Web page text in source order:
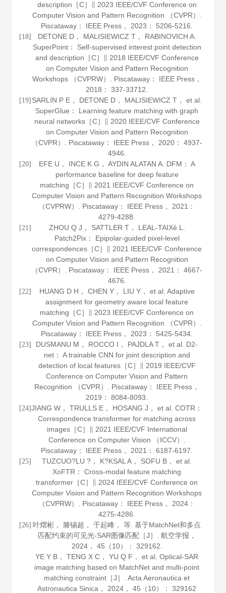
description［C］∥ 2023 IEEE/CVF Conference on
Computer Vision and Pattern Recognition （CVPR）.
Piscataway： IEEE Press， 2023 ： 5206-5216.
[18]
DETONE D， MALISIEWICZ T， RABINOVICH A.
SuperPoint： Self-supervised interest point detection
and description［C］∥ 2018 IEEE/CVF Conference
on Computer Vision and Pattern Recognition
Workshops （CVPRW）. Piscataway： IEEE Press，
2018： 337-33712.
[19] SARLIN P E， DETONE D， MALISIEWICZ T， et al.
SuperGlue ： Learning feature matching with graph
neural networks［C］∥ 2020 IEEE/CVF Conference
on Computer Vision and Pattern Recognition
（CVPR）. Piscataway： IEEE Press， 2020： 4937-
4946.
[20]
EFE U， INCE K G， AYDIN ALATAN A. DFM： A
performance baseline for deep feature
matching［C］∥ 2021 IEEE/CVF Conference on
Computer Vision and Pattern Recognition Workshops
（CVPRW）. Piscataway： IEEE Press， 2021 ：
4279-4288.
[21]
ZHOU Q J， SATTLER T， LEAL-TAIXé L.
Patch2Pix： Epipolar-guided pixel-level
correspondences［C］∥ 2021 IEEE/CVF Conference
on Computer Vision and Pattern Recognition
（CVPR）. Piscataway： IEEE Press， 2021 ： 4667-
4676.
[22]
HUANG D H， CHEN Y， LIU Y， et al. Adaptive
assignment for geometry aware local feature
matching［C］∥ 2023 IEEE/CVF Conference on
Computer Vision and Pattern Recognition （CVPR）.
Piscataway： IEEE Press， 2023 ： 5425-5434.
[23]
DUSMANU M， ROCCO I， PAJDLA T， et al. D2-
net： A trainable CNN for joint description and
detection of local features［C］∥ 2019 IEEE/CVF
Conference on Computer Vision and Pattern
Recognition （CVPR）. Piscataway： IEEE Press，
2019 ： 8084-8093.
[24]JIANG W， TRULLS E， HOSANG J， et al. COTR：
Correspondence transformer for matching across
images［C］∥ 2021 IEEE/CVF International
Conference on Computer Vision （ICCV）.
Piscataway： IEEE Press， 2021 ： 6187-6197.
[25]
TUZCUO?LU ?， K?KSAL A， SOFU B， et al.
XoFTR： Cross-modal feature matching
transformer［C］∥ 2024 IEEE/CVF Conference on
Computer Vision and Pattern Recognition Workshops
（CVPRW）. Piscataway： IEEE Press， 2024 ：
4275-4286.
[26] 叶熠彬， 滕锡超， 于起峰， 等. 基于MatchNet和多点
匹配约束的可见光-SAR图像匹配［J］. 航空学报 ，
2024， 45 （10）： 329162.
YE Y B， TENG X C， YU Q F， et al. Optical-SAR
image matching based on MatchNet and multi-point
matching constraint［J］.Acta Aeronautica et
Astronautica Sinica ， 2024 ，45 （10）： 329162